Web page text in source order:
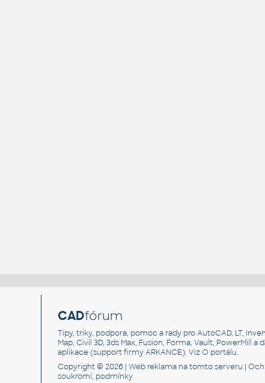
CADfórum
Tipy, triky, podpora, pomoc a rady pro AutoCAD, LT,
Map, Civil 3D, 3ds Max, Fusion, Forma, Vault, PowerMill a
aplikace (support firmy ARKANCE). VizO portálu.
Copyright © 2026 |Web reklama na tomto serveru |
soukromí, podmínky